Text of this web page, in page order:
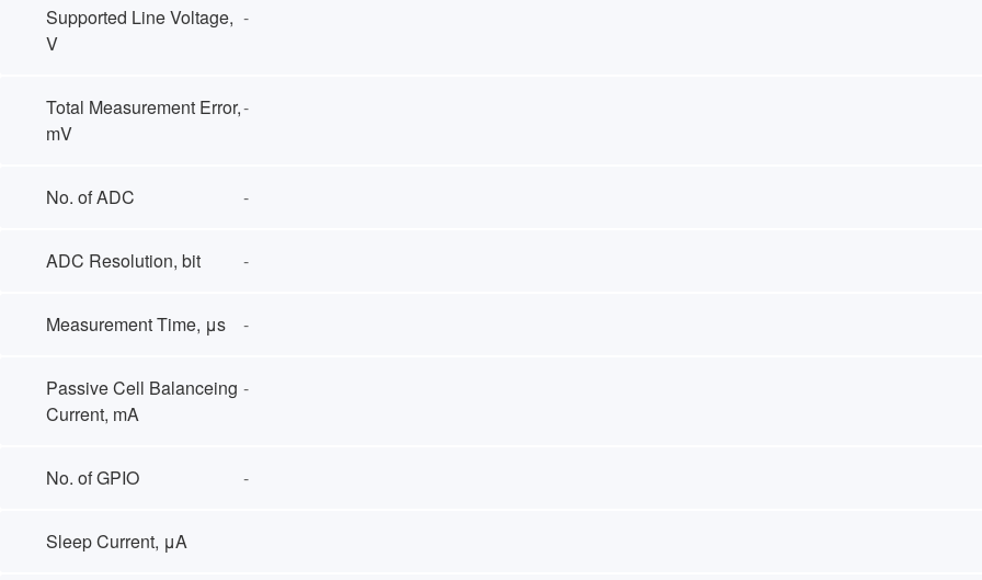
Supported Line Voltage,
V
-
Total Measurement Error,
mV
-
No. of ADC -
ADC Resolution, bit -
Measurement Time, μs -
Passive Cell Balanceing
Current, mA
-
No. of GPIO -
Sleep Current, μA